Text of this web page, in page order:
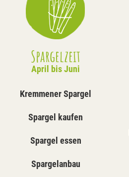
Spargelzeit
April bis Juni
Kremmener Spargel
Spargel kaufen
Spargel essen
Spargelanbau